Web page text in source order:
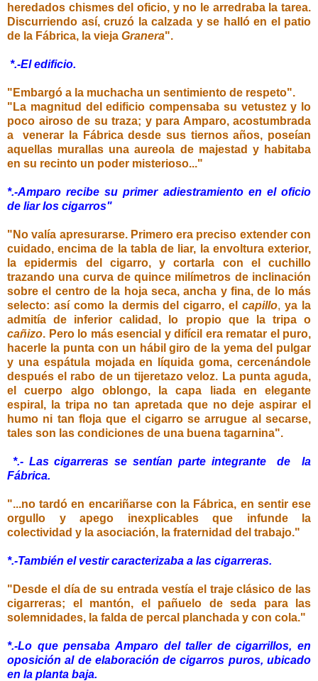
heredados chismes del oficio, y no le arredraba la tarea.
Discurriendo así, cruzó la calzada y se halló en el patio
de la Fábrica, la vieja Granera".
*.-El edificio.
"Embargó a la muchacha un sentimiento de respeto".
"La magnitud del edificio compensaba su vetustez y lo
poco airoso de su traza; y para Amparo, acostumbrada
a venerar la Fábrica desde sus tiernos años, poseían
aquellas murallas una aureola de majestad y habitaba
en su recinto un poder misterioso..."
*.-Amparo recibe su primer adiestramiento en el oficio
de liar los cigarros"
"No valía apresurarse. Primero era preciso extender con
cuidado, encima de la tabla de liar, la envoltura exterior,
la epidermis del cigarro, y cortarla con el cuchillo
trazando una curva de quince milímetros de inclinación
sobre el centro de la hoja seca, ancha y fina, de lo más
selecto: así como la dermis del cigarro, elcapillo,ya la
admitía de inferior calidad, lo propio que la tripa o
cañizo. Pero lo más esencial y difícil era rematar el puro,
hacerle la punta con un hábil giro de la yema del pulgar
y una espátula mojada en líquida goma, cercenándole
después el rabo de un tijeretazo veloz. La punta aguda,
el cuerpo algo oblongo, la capa liada en elegante
espiral, la tripa no tan apretada que no deje aspirar el
humo ni tan floja que el cigarro se arrugue al secarse,
tales son las condiciones de una buena tagarnina".
*.- Las cigarreras se sentían parte integrante de la
Fábrica.
"...no tardó en encariñarse con la Fábrica, en sentir ese
orgullo y apego inexplicables que infunde la
colectividad y la asociación, la fraternidad del trabajo."
*.-También el vestir caracterizaba a las cigarreras.
"Desde el día de su entrada vestía el traje clásico de las
cigarreras; el mantón, el pañuelo de seda para las
solemnidades, la falda de percal planchada y con cola."
*.-Lo que pensaba Amparo del taller de cigarrillos, en
oposición al de elaboración de cigarros puros, ubicado
en la planta baja.